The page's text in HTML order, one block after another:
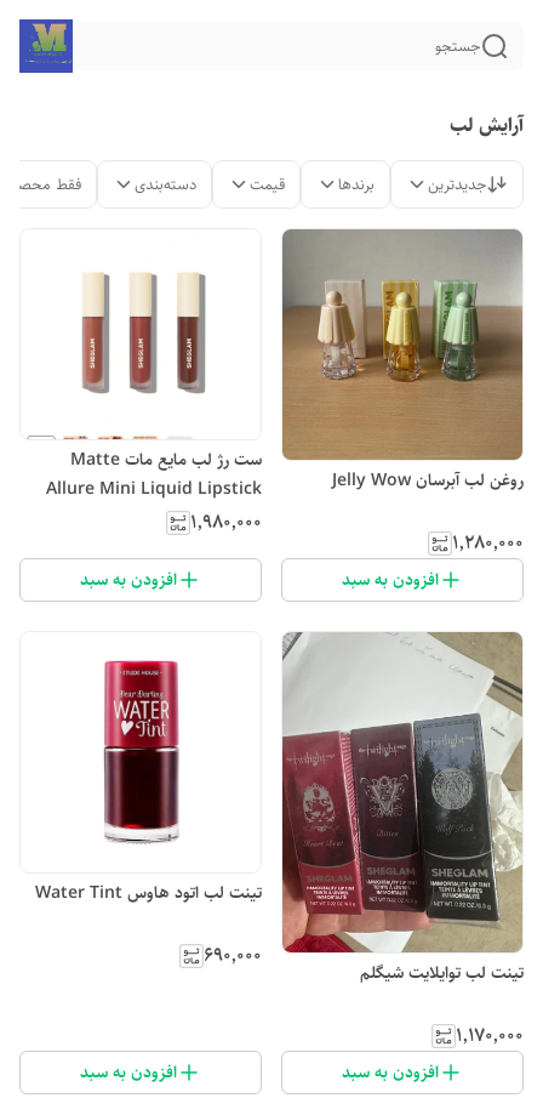
جستجو
آرایش لب
جدیدترین برندها قیمت دسته‌بندی فقط
روغن لب آبرسان Jelly Wow
۱٬۲۸۰٬۰۰۰
افزودن به سبد
ست رژ لب مایع مات Matte
Allure Mini Liquid Lipstick
Set
۱٬۹۸۰٬۰۰۰
افزودن به سبد
تینت لب توایلایت شیگلم
۱٬۱۷۰٬۰۰۰
افزودن به سبد
تینت لب اتود هاوس Water Tint
۶۹۰٬۰۰۰
افزودن به سبد